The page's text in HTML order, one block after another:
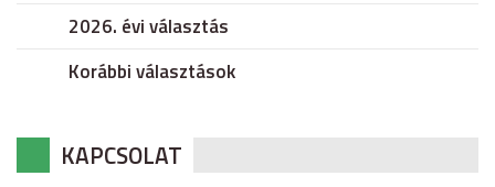
2026. évi választás
Korábbi választások
KAPCSOLAT